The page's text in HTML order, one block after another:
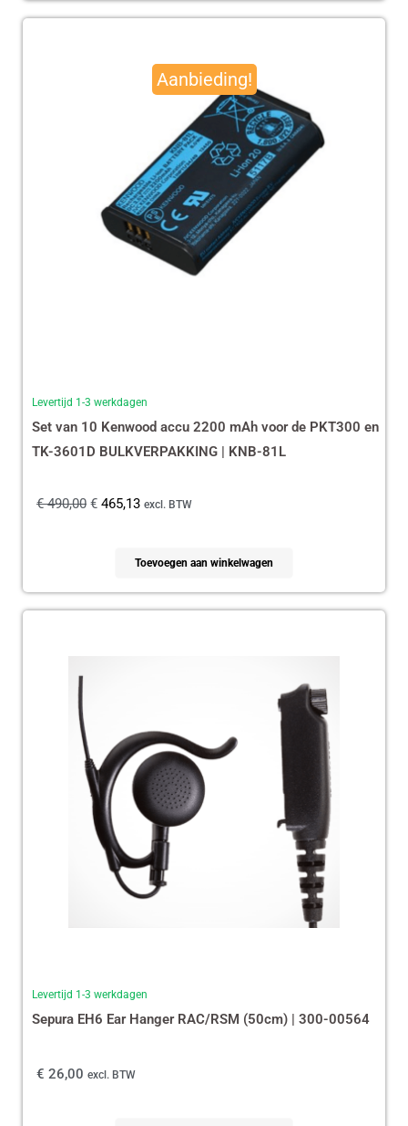
Aanbieding!
Levertijd 1-3 werkdagen
Set van 10 Kenwood accu 2200 mAh voor de PKT300 en
TK-3601D BULKVERPAKKING | KNB-81L
€490,00 € 465,13 excl. BTW
Toevoegen aan winkelwagen
Levertijd 1-3 werkdagen
Sepura EH6 Ear Hanger RAC/RSM (50cm) | 300-00564
€ 26,00 excl. BTW